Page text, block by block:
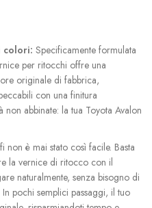
colori: Specificamente formulata
per ritocchi offre una
originale di fabbrica,
con una finitura
non abbinate: la tua Toyota Avalon
non è mai stato così facile. Basta
la vernice di ritocco con il
naturalmente, senza bisogno di
pochi semplici passaggi, il tuo